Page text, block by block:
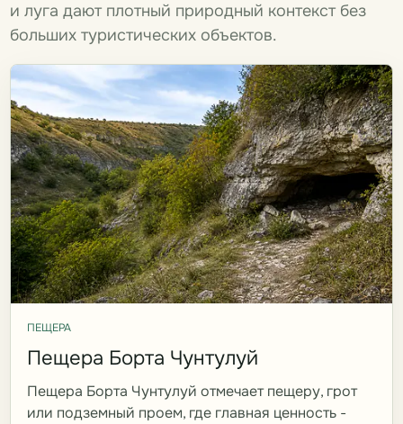
и луга дают плотный природный контекст без
больших туристических объектов.
ПЕЩЕРА
Пещера Борта Чунтулуй
Пещера Борта Чунтулуй отмечает пещеру, грот
или подземный проем, где главная ценность -